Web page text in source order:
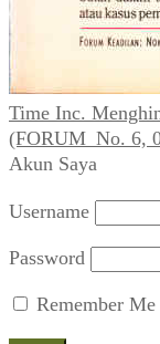
Time Inc.
(FORUM_No. 6,
Akun Saya
Username
Password
Remember Me